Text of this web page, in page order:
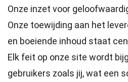
Onze inzet voor
Onze toewijding aan het
en boeiende inhoud staat
Elk feit op onze site wordt
gebruikers zoals jij, wat een